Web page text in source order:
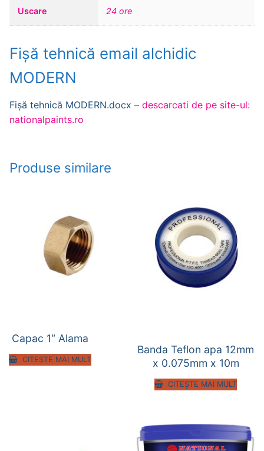
Uscare 24 ore
Fișă tehnică email alchidic
MODERN
Fișă tehnică MODERN.docx – descarcati de pe site-ul:
nationalpaints.ro
Produse similare
Capac 1″ Alama
CITEȘTE MAI MULT
Banda Teflon apa 12mm
x 0.075mm x 10m
CITEȘTE MAI MULT